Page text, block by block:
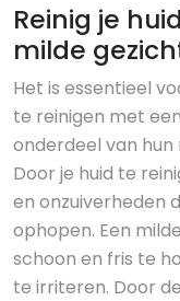
Reinig je
milde
Het is essentieel
te reinigen met
onderdeel van hun
Door je huid te
en onzuiverheden
ophopen. Een
schoon en fris te
te irriteren. Door